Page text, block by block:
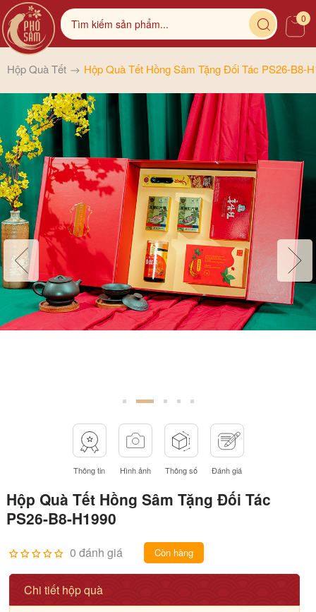
0
Hộp Quà Tết Hộp Quà Tết Hồng Sâm Tặng Đối Tác PS26-B8-
Thông tin Hình ảnh Thông số Đánh giá
Hộp Quà Tết Hồng Sâm Tặng Đối Tác
PS26-B8-H1990
0 đánh giá Còn hàng
Chi tiết hộp quà